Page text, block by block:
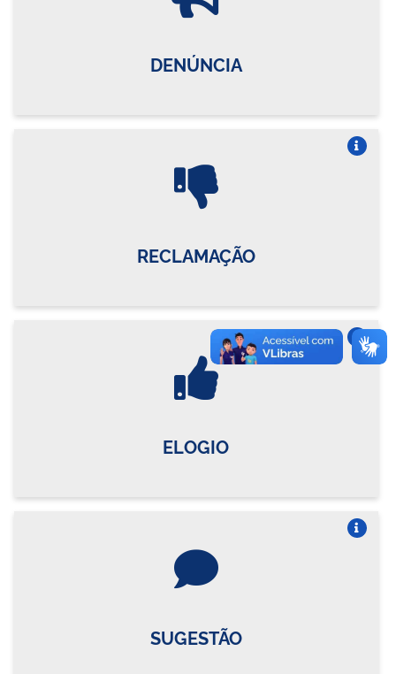
DENÚNCIA
RECLAMAÇÃO
ELOGIO
Vire o card
SUGESTÃO